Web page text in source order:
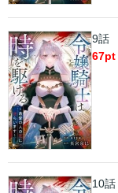
9話
67pt
10話